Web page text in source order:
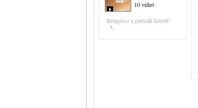
10 videó
Böngéssz a galériák között!